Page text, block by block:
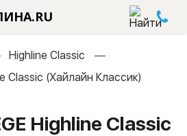
Highline Classic
Classic (Хайлайн Классик)
Highline Classic